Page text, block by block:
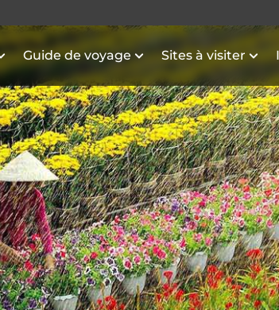
Guide de voyage Sites à visiter